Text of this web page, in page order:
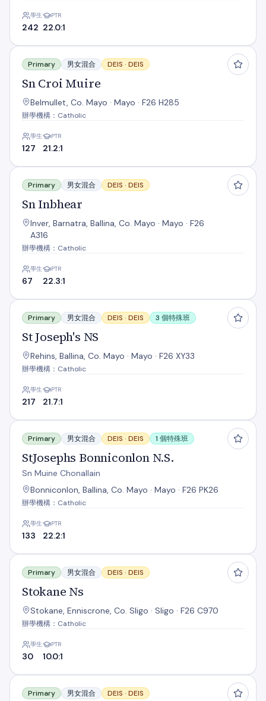
學生
242
PTR
22.0:1
Sn Croi Muire
Primary 男女混合 DEIS · DEIS
Sn Croi Muire
Belmullet, Co. Mayo · Mayo · F26 H285
辦學機構：Catholic
學生
127
PTR
21.2:1
Sn Inbhear
Primary 男女混合 DEIS · DEIS
Sn Inbhear
Inver, Barnatra, Ballina, Co. Mayo · Mayo · F26
A316
辦學機構：Catholic
學生
67
PTR
22.3:1
St Joseph's NS
Primary 男女混合 DEIS · DEIS 3 個特殊班
St Joseph's NS
Rehins, Ballina, Co. Mayo · Mayo · F26 XY33
辦學機構：Catholic
學生
217
PTR
21.7:1
StJosephs Bonniconlon N.S.
Primary 男女混合 DEIS · DEIS 1 個特殊班
StJosephs Bonniconlon N.S.
Sn Muine Chonallain
Bonniconlon, Ballina, Co. Mayo · Mayo · F26 PK26
辦學機構：Catholic
學生
133
PTR
22.2:1
Stokane Ns
Primary 男女混合 DEIS · DEIS
Stokane Ns
Stokane, Enniscrone, Co. Sligo · Sligo · F26 C970
辦學機構：Catholic
學生
30
PTR
10.0:1
Templemary N S
Primary 男女混合 DEIS · DEIS